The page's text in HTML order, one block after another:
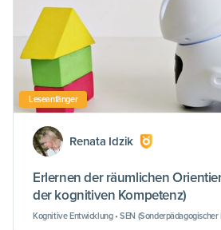
Leseanfänger
Renata Idzik
Erlernen der räumlichen
der kognitiven Kompetenz)
Kognitive Entwicklung • SEN (Sonderpädagogischer